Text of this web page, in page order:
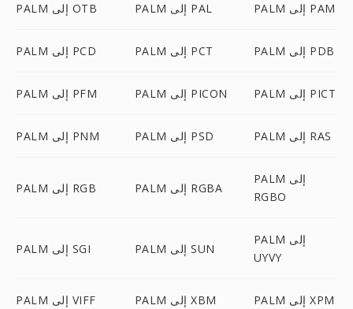
PALM إلى OTB PALM إلى PAL PALM إلى PAM
PALM إلى PCD PALM إلى PCT PALM إلى PDB
PALM إلى PFM PALM إلى PICON PALM إلى PICT
PALM إلى PNM PALM إلى PSD PALM إلى RAS
PALM إلى RGB PALM إلى RGBA
PALM إلى
RGBO
PALM إلى SGI PALM إلى SUN
PALM إلى
UYVY
PALM إلى VIFF PALM إلى XBM PALM إلى XPM